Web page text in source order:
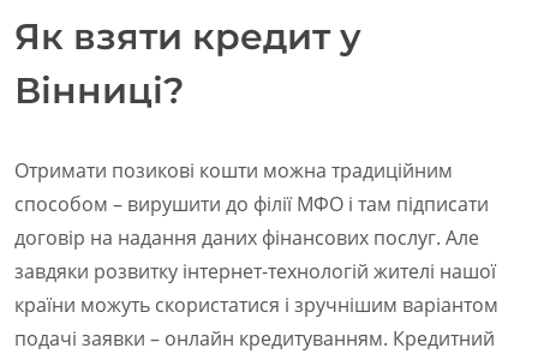
Як взяти кредит у
Вінниці?
Отримати позикові кошти можна традиційним
способом – вирушити до філії МФО і там підписати
договір на надання даних фінансових послуг. Але
завдяки розвитку інтернет-технологій жителі нашої
країни можуть скористатися і зручнішим варіантом
подачі заявки – онлайн кредитуванням. Кредитний